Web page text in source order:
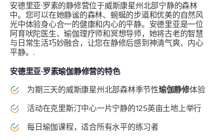
安德里亚·罗素的静修营位于威斯康星州北部宁静的森林
中。您可以在她静谧的森林、蜿蜒的步道和优美的自然风
光中体验身心合一的健康和内心的平静。安德里亚是一位
阿育吠陀医生、瑜伽理疗师和冥想导师，她将古老的智慧
与日常生活巧妙融合，让您在静修后感到神清气爽、内心
平静。.
安德里亚·罗素瑜伽静修营的特色
为期三天的威斯康星州北部森林季节性瑜伽静修体验
活动在克里斯汀中心一片宁静的125英亩土地上举行
每日瑜伽课程，适合所有水平的练习者